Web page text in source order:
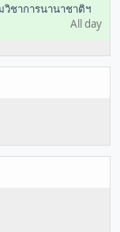
ชาการนานาชาติฯ
All day